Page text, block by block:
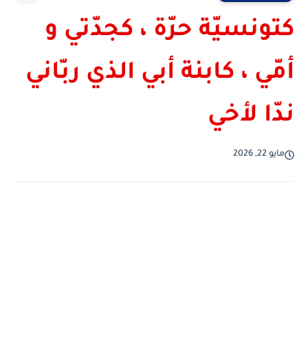
كتونسيّة حرّة ، كجدّتي و
أمّي ، كابنة أبي الذي ربّاني
ندّا لأخي
مايو 22, 2026